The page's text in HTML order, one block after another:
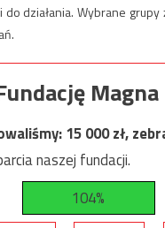
działania. Wybrane
15 000zł,
naszej fundacji.
104%